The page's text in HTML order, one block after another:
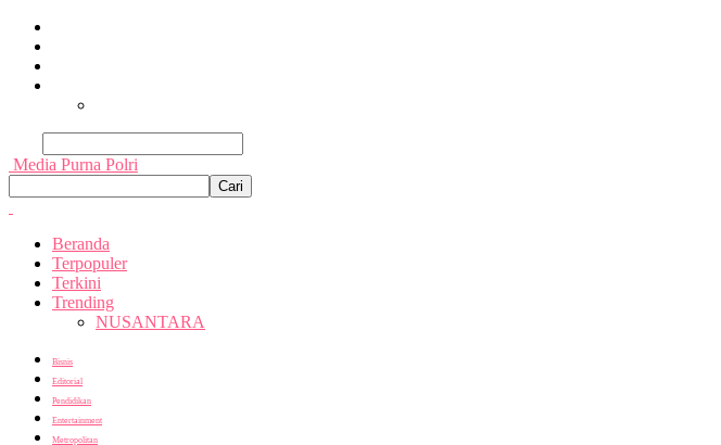
Media Purna Polri
Beranda
Terpopuler
Terkini
Trending
NUSANTARA
Bisnis
Editorial
Pendidikan
Entertainment
Metropolitan